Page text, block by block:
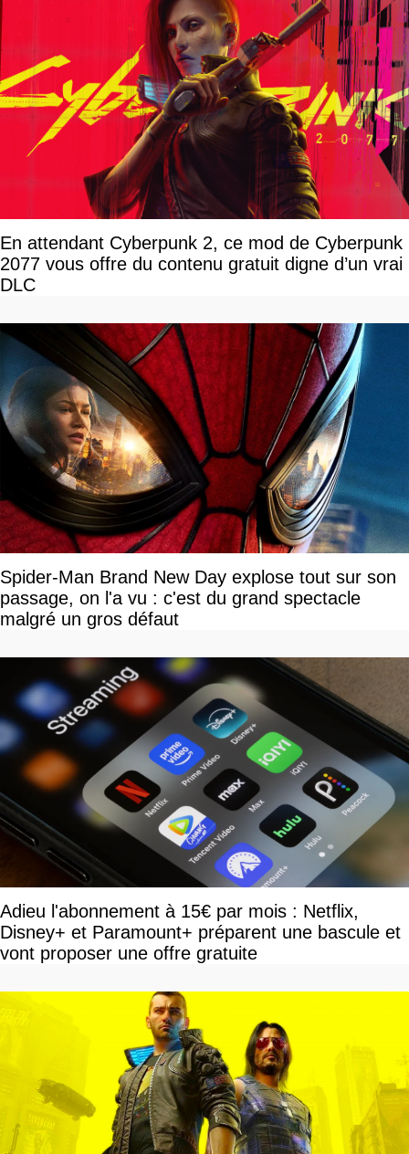
En attendant Cyberpunk 2, ce mod de Cyberpunk
2077 vous offre du contenu gratuit digne d’un vrai
DLC
Spider-Man Brand New Day explose tout sur son
passage, on l'a vu : c'est du grand spectacle
malgré un gros défaut
Adieu l'abonnement à 15€ par mois : Netflix,
Disney+ et Paramount+ préparent une bascule et
vont proposer une offre gratuite